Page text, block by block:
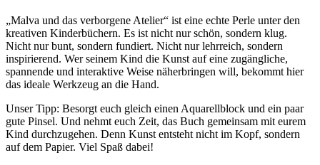
„Malva und das verborgene Atelier“ ist eine echte Perle unter den
kreativen Kinderbüchern. Es ist nicht nur schön, sondern klug.
Nicht nur bunt, sondern fundiert. Nicht nur lehrreich, sondern
inspirierend. Wer seinem Kind die Kunst auf eine zugängliche,
spannende und interaktive Weise näherbringen will, bekommt hier
das ideale Werkzeug an die Hand.
Unser Tipp: Besorgt euch gleich einen Aquarellblock und ein paar
gute Pinsel. Und nehmt euch Zeit, das Buch gemeinsam mit eurem
Kind durchzugehen. Denn Kunst entsteht nicht im Kopf, sondern
auf dem Papier. Viel Spaß dabei!